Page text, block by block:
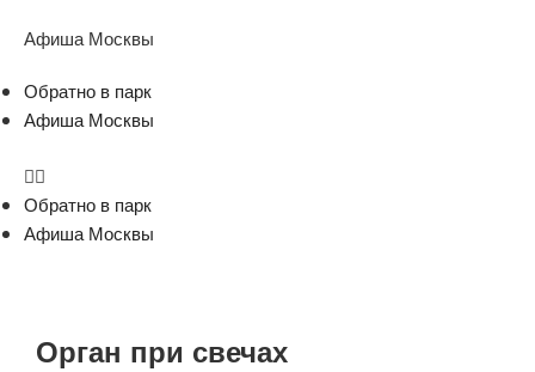
Афиша Москвы
Обратно в парк
Афиша Москвы
Обратно в парк
Афиша Москвы
Орган при свечах